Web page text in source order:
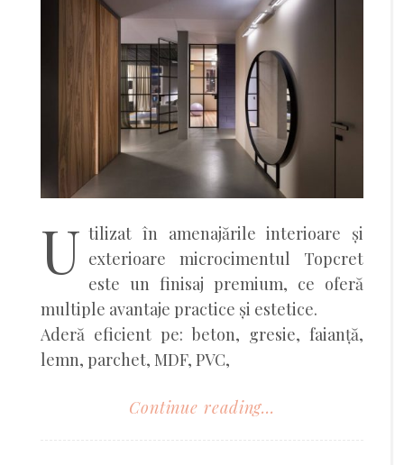
U tilizat în amenajările interioare și
exterioare microcimentul Topcret
este un finisaj premium, ce oferă
multiple avantaje practice și estetice.
Aderă eficient pe: beton, gresie, faianță,
lemn, parchet, MDF, PVC,
Continue reading...